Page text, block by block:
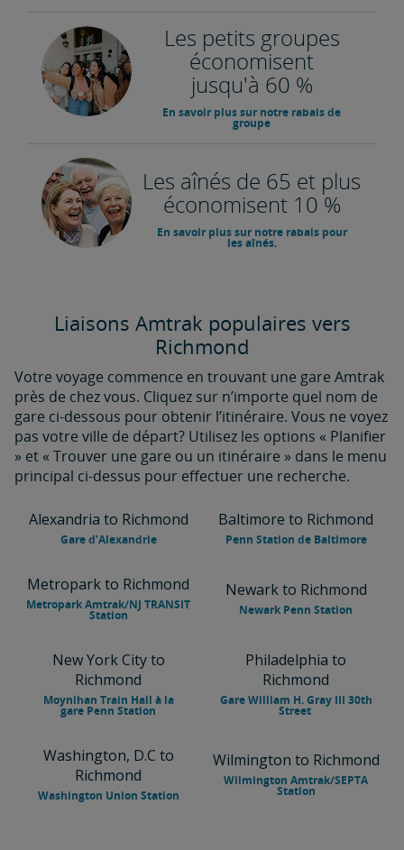
Les petits groupes
économisent
jusqu'à 60 %
En savoir plus sur notre rabais de
groupe
Les aînés de 65 et plus
économisent 10 %
En savoir plus sur notre rabais pour
les aînés.
Liaisons Amtrak populaires vers
Richmond
Votre voyage commence en trouvant une gare Amtrak
près de chez vous. Cliquez sur n’importe quel nom de
gare ci-dessous pour obtenir l’itinéraire. Vous ne voyez
pas votre ville de départ? Utilisez les options « Planifier
» et « Trouver une gare ou un itinéraire » dans le menu
principal ci-dessus pour effectuer une recherche.
Alexandria to Richmond
Gare d’Alexandrie
Baltimore to Richmond
Penn Station de Baltimore
Metropark to Richmond
Metropark Amtrak/NJ TRANSIT
Station
Newark to Richmond
Newark Penn Station
New York City to
Richmond
Moynihan Train Hall à la
gare Penn Station
Philadelphia to
Richmond
Gare William H. Gray III 30th
Street
Washington, D.C to
Richmond
Washington Union Station
Wilmington to Richmond
Wilmington Amtrak/SEPTA
Station